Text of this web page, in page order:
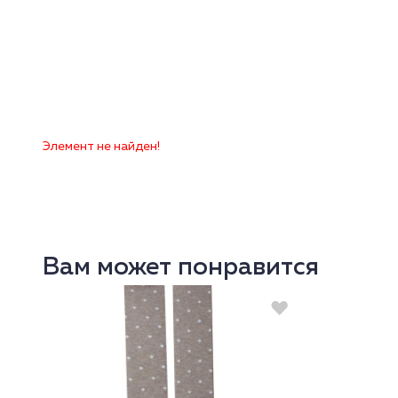
Элемент не найден!
Вам может понравится